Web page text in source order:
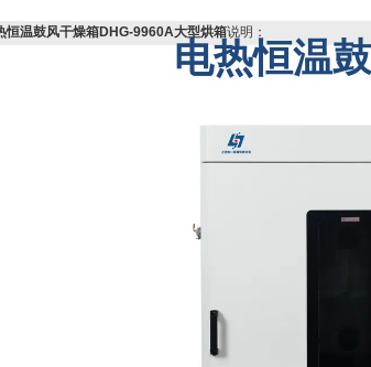
恒温鼓风干燥箱DHG-9960A大型烘箱说明：
电热恒温